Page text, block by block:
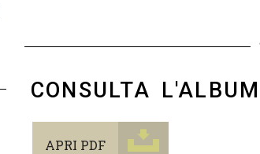
CONSULTA L'ALBUM
APRI PDF